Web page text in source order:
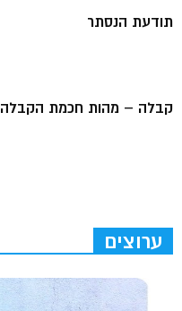
תודעת הנסתר
קבלה – מהות חכמת הקבלה
ערוצים